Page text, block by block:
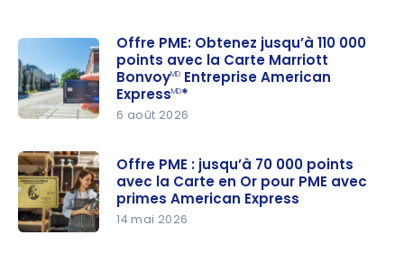
Obtenez
jusqu’à
110 000
points
Offre PME: Obtenez jusqu’à 110 000
points avec la Carte Marriott
BonvoyMD Entreprise American
ExpressMD*
6 août 2026
Offre PME : jusqu’à 70 000 points
avec la Carte en Or pour PME avec
primes American Express
14 mai 2026